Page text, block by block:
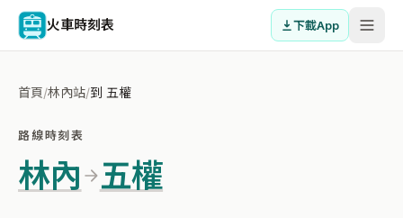
火車時刻表 下載App
首頁/林內站/到 五權
路線時刻表
林內 五權